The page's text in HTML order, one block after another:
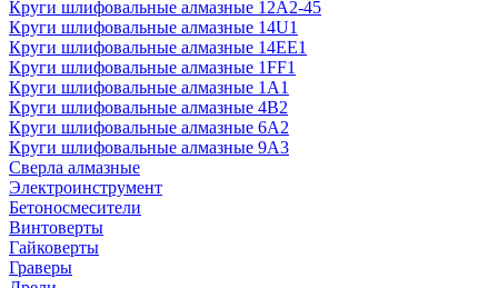
Круги шлифовальные алмазные 12А2-45
Круги шлифовальные алмазные 14U1
Круги шлифовальные алмазные 14ЕЕ1
Круги шлифовальные алмазные 1FF1
Круги шлифовальные алмазные 1А1
Круги шлифовальные алмазные 4В2
Круги шлифовальные алмазные 6A2
Круги шлифовальные алмазные 9А3
Сверла алмазные
Электроинструмент
Бетоносмесители
Винтоверты
Гайковерты
Граверы